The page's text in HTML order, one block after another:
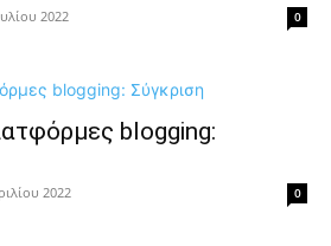
2022 0
blogging:
2022 0